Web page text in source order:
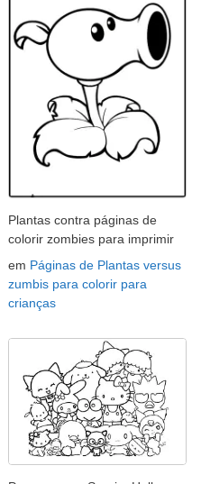
Plantas contra páginas de
colorir zombies para imprimir
em Páginas de Plantas versus
zumbis para colorir para
crianças